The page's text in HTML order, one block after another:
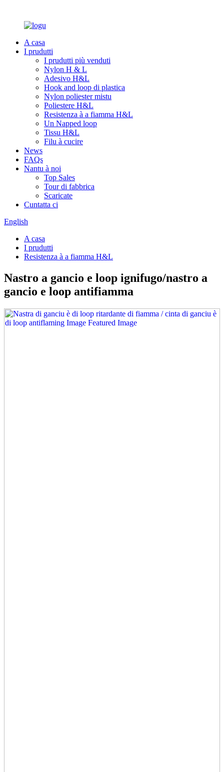
A casa
I prudutti
I prudutti più venduti
Nylon H & L
Adesivo H&L
Hook and loop di plastica
Nylon poliester mistu
Poliestere H&L
Resistenza à a fiamma H&L
Un Napped loop
Tissu H&L
Filu à cucire
News
FAQs
Nantu à noi
Top Sales
Tour di fabbrica
Scaricate
Cuntatta ci
English
A casa
I prudutti
Resistenza à a fiamma H&L
Nastro a gancio e loop ignifugo/nastro a
gancio e loop antifiamma